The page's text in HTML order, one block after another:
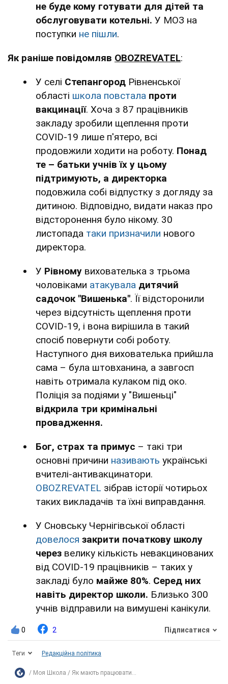
не буде кому готувати для дітей та
обслуговувати котельні. У МОЗ на
поступки не пішли.
Як раніше повідомляв OBOZREVATEL:
У селі Степангород Рівненської
області школа повстала проти
вакцинації. Хоча з 87 працівників
закладу зробили щеплення проти
COVID-19 лише п'ятеро, всі
продовжили ходити на роботу. Понад
те – батьки учнів їх у цьому
підтримують, а директорка
подовжила собі відпустку з догляду за
дитиною. Відповідно, видати наказ про
відсторонення було нікому. 30
листопада таки призначили нового
директора.
У Рівному вихователька з трьома
чоловіками атакувала дитячий
садочок "Вишенька". Її відсторонили
через відсутність щеплення проти
COVID-19, і вона вирішила в такий
спосіб повернути собі роботу.
Наступного дня вихователька прийшла
сама – була штовханина, а завгосп
навіть отримала кулаком під око.
Поліція за подіями у "Вишеньці"
відкрила три кримінальні
провадження.
Бог, страх та примус – такі три
основні причини називають українські
вчителі-антивакцинатори.
OBOZREVATEL зібрав історії чотирьох
таких викладачів та їхні виправдання.
У Сновську Чернігівської області
довелося закрити початкову школу
через велику кількість невакцинованих
від COVID-19 працівників – таких у
закладі було майже 80%. Серед них
навіть директор школи. Близько 300
учнів відправили на вимушені канікули.
0 2 Підписатися
Теги Редакційна політика
Моя Школа Як мають працювати...